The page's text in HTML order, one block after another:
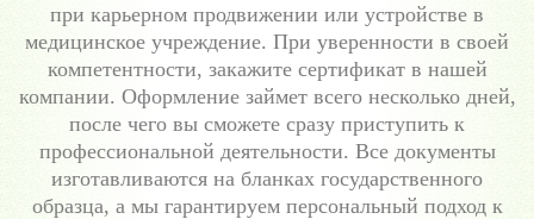
при карьерном продвижении или устройстве в
медицинское учреждение. При уверенности в своей
компетентности, закажите сертификат в нашей
компании. Оформление займет всего несколько дней,
после чего вы сможете сразу приступить к
профессиональной деятельности. Все документы
изготавливаются на бланках государственного
образца, а мы гарантируем персональный подход к